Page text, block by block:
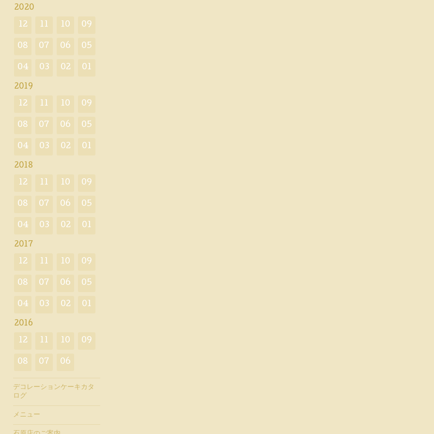
2020
12 11 10 09
08 07 06 05
04 03 02 01
2019
12 11 10 09
08 07 06 05
04 03 02 01
2018
12 11 10 09
08 07 06 05
04 03 02 01
2017
12 11 10 09
08 07 06 05
04 03 02 01
2016
12 11 10 09
08 07 06
デコレーションケーキカタ
ログ
メニュー